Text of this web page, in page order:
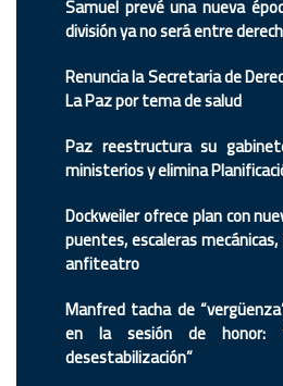
Samuel prevé una nueva
división ya no será entre
Renuncia la Secretaria de
La Paz por tema de salud
Paz reestructura su
ministerios y elimina
Dockweiler ofrece plan con
puentes, escaleras
anfiteatro
Manfred tacha de
en la sesión de
desestabilización”